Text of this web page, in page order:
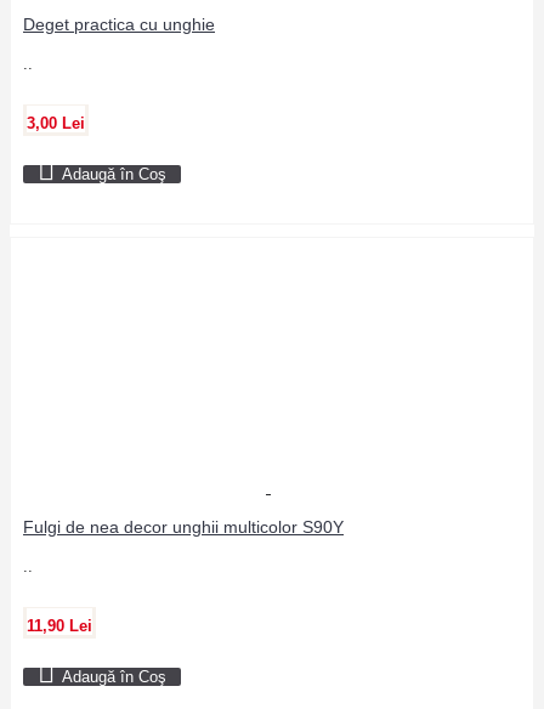
Deget practica cu unghie
3,00 Lei
Adaugă în Coş
Fulgi de nea decor unghii multicolor S90Y
..
11,90 Lei
Adaugă în Coş